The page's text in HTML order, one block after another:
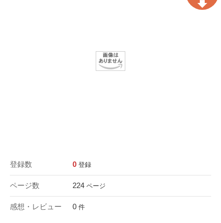
登録数 0 登録
ページ数 224 ページ
感想・レビュー 0 件